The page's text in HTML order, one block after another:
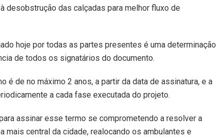
desobstrução das calçadas para melhor fluxo de
hoje por todas as partes presentes é uma determinação
de todos os signatários do documento.
é de no máximo 2 anos, a partir da data de assinatura, e a
a cada fase executada do projeto.
assinar esse termo se comprometendo a resolver a
mais central da cidade, realocando os ambulantes e